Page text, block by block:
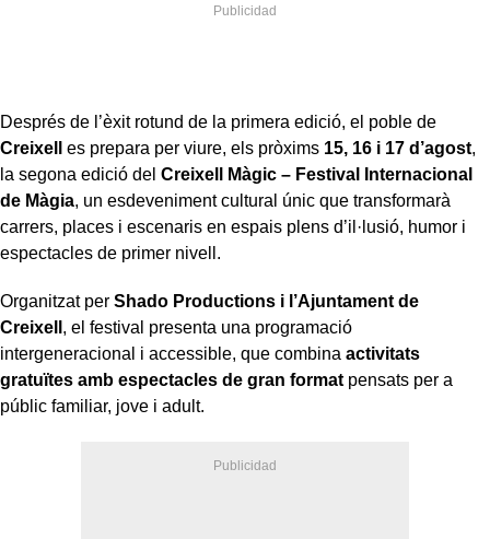
Després de l’èxit rotund de la primera edició, el poble de
Creixell es prepara per viure, els pròxims 15, 16 i 17 d’agost,
la segona edició del Creixell Màgic – Festival Internacional
de Màgia, un esdeveniment cultural únic que transformarà
carrers, places i escenaris en espais plens d’il·lusió, humor i
espectacles de primer nivell.
Organitzat per Shado Productions i l’Ajuntament de
Creixell , el festival presenta una programació
intergeneracional i accessible, que combina activitats
gratuïtes amb espectacles de gran formatpensats per a
públic familiar, jove i adult.